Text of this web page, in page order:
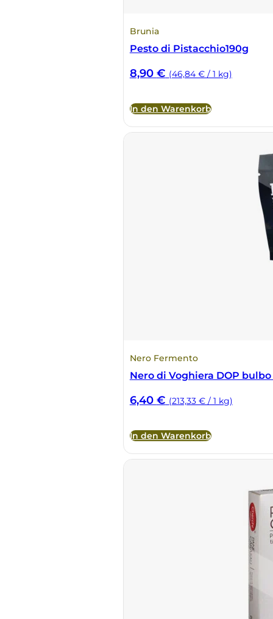
Brunia
Pesto di Pistacchio190g
8,90 € (46,84 € / 1 kg)
In den Warenkorb
Nero Fermento
Nero di Voghiera DOP
6,40 € (213,33 € / 1 kg)
In den Warenkorb